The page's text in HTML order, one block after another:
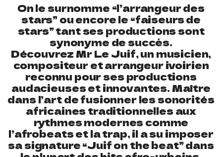
On le surnomme “l’arrangeur des
stars” ou encore le “faiseurs de
stars” tant ses productions sont
synonyme de succès.
Découvrez Mr Le Juif, un musicien,
compositeur et arrangeur ivoirien
reconnu pour ses productions
audacieuses et innovantes. Maître
dans l’art de fusionner les sonorités
africaines traditionnelles aux
rythmes modernes comme
l’afrobeats et la trap, il a su imposer
sa signature “Juif on the beat” dans